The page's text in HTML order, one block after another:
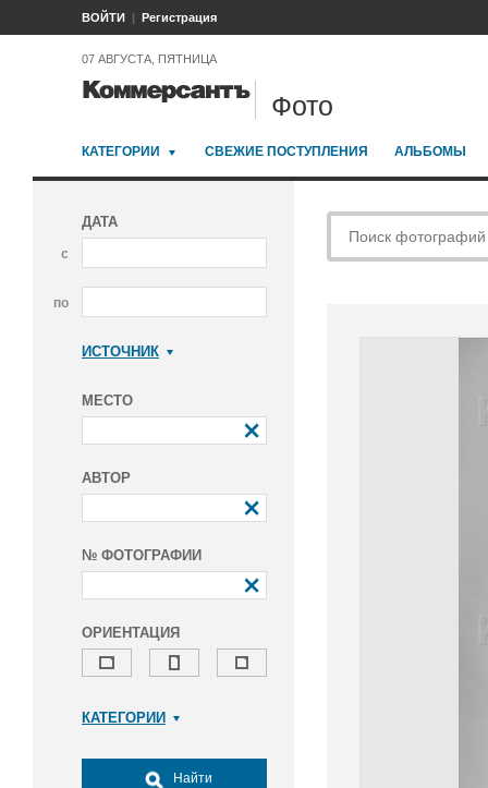
ВОЙТИ Регистрация
07 АВГУСТА, ПЯТНИЦА
Фото
КАТЕГОРИИ СВЕЖИЕ ПОСТУПЛЕНИЯ АЛЬБОМЫ
ДАТА
с
по
ИСТОЧНИК
МЕСТО
АВТОР
№ ФОТОГРАФИИ
ОРИЕНТАЦИЯ
КАТЕГОРИИ
Досуг, туризм и отдых
Найти